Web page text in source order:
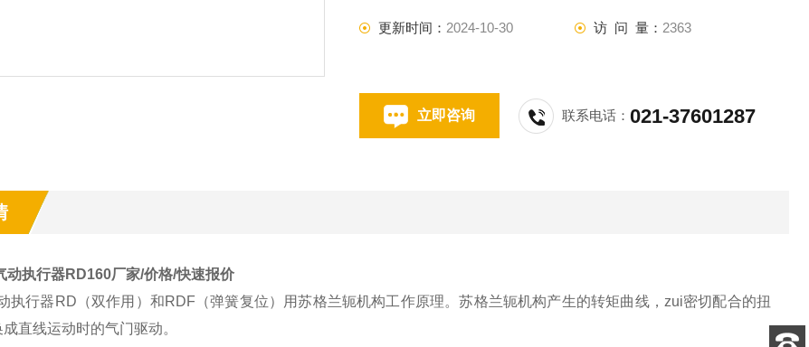
更新时间： 2024-10-30 访 问 量： 2363
立即咨询 联系电话：021-37601287
动执行器RD160厂家/价格/快速报价
执行器RD（双作用）和RDF（弹簧复位）用苏格兰轭机构工作原理。苏格兰轭机构产生的转矩曲线，zui密切配合的扭
直线运动时的气门驱动。